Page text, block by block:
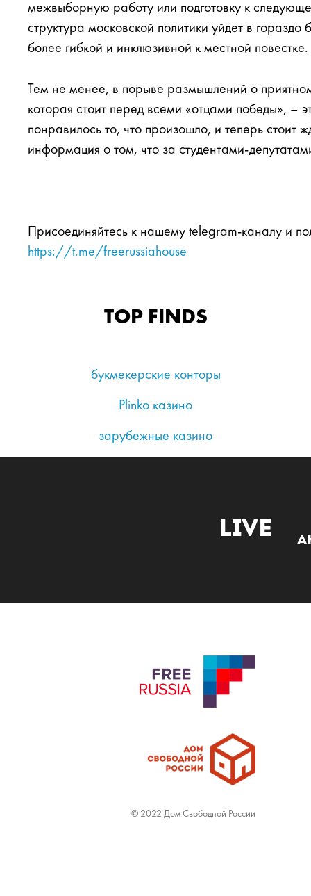
межвыборную работу или подготовку к
структура московской политики уйдет в гораздо
более гибкой и инклюзивной к местной повестке.
Тем не менее, в порыве размышлений о
которая стоит перед всеми «отцами победы», –
понравилось то, что произошло, и теперь
информация о том, что за студентами-
Присоединяйтесь к нашему telegram-каналу и
https://t.me/freerussiahouse
TOP FINDS
букмекерские конторы
Plinko казино
зарубежные казино
Live
© 2022 Дом Свободной России